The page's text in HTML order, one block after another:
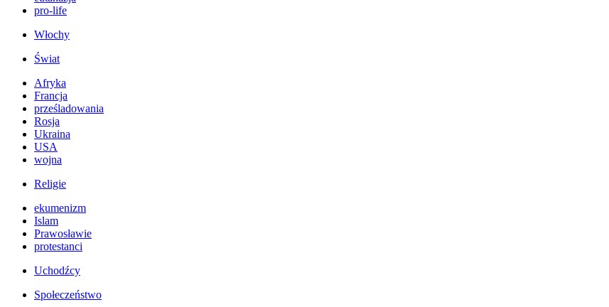
pro-life
Włochy
Świat
Afryka
Francja
prześladowania
Rosja
Ukraina
USA
wojna
Religie
ekumenizm
Islam
Prawosławie
protestanci
Uchodźcy
Społeczeństwo